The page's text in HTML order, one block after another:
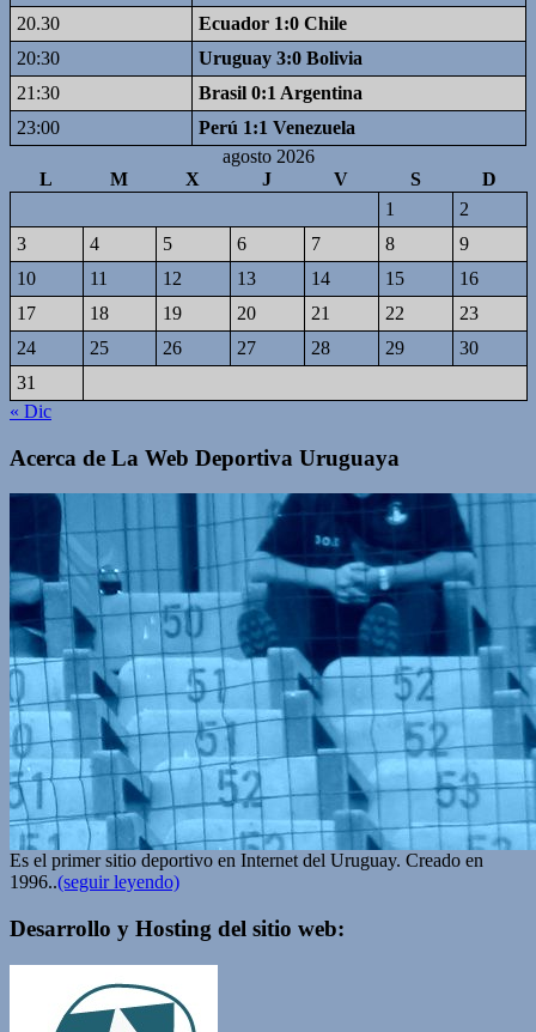
20.30
Ecuador 1:0 Chile
20:30
Uruguay 3:0 Bolivia
21:30
Brasil 0:1 Argentina
23:00
Perú 1:1 Venezuela
agosto 2026
L
M X J V S
D
1
2
3
4 5 6 7 8
9
10
11 12 13 14 15
16
17
18 19 20 21 22
23
24
25 26 27 28 29
30
31
« Dic
Acerca de La Web Deportiva Uruguaya
Es el primer sitio deportivo en Internet del Uruguay. Creado en
1996..(seguir leyendo)
Desarrollo y Hosting del sitio web: